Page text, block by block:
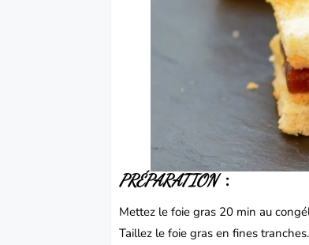
PRÉPARATION:
Mettez le foie gras 20 min au
Taillez le foie gras en fines tranches.